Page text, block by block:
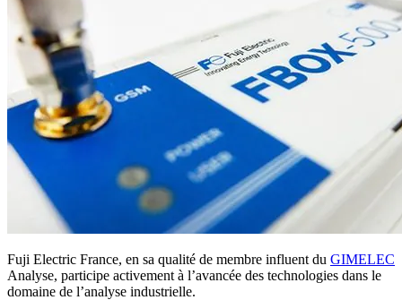
Fuji Electric France, en sa qualité de membre influent du GIMELEC
Analyse, participe activement à l’avancée des technologies dans le
domaine de l’analyse industrielle.